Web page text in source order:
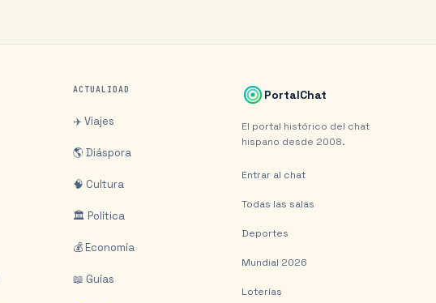
ACTUALIDAD
✈️ Viajes
🌎 Diáspora
🧠 Cultura
🏛️ Política
💰 Economía
📖 Guías
PortalChat
El portal histórico del chat
hispano desde 2008.
Entrar al chat
Todas las salas
Deportes
Mundial 2026
Loterías